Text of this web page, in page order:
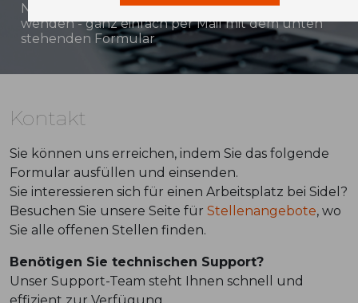
Natürlich können Sie sich auch direkt an Sidel
wenden - ganz einfach per Mail mit dem unten
stehenden Formular
Kontakt
Sie können uns erreichen, indem Sie das folgende
Formular ausfüllen und einsenden.
Sie interessieren sich für einen Arbeitsplatz bei Sidel?
Besuchen Sie unsere Seite für Stellenangebote, wo
Sie alle offenen Stellen finden.
Benötigen Sie technischen Support?
Unser Support-Team steht Ihnen schnell und